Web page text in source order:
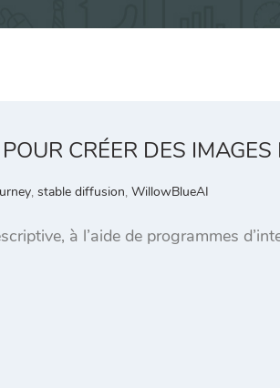
CRÉER DES
, stable diffusion, WillowBlueAI
à l’aide de programmes